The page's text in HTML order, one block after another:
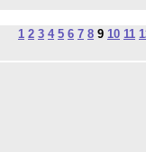
1 2 3 4 5 6 7 8 9 10 11